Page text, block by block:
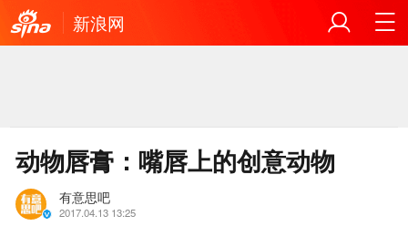
新浪网
动物唇膏：嘴唇上的创意动物
有意思吧
2017.04.13 13:25